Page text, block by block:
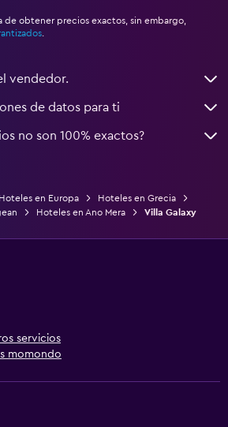
de obtener precios exactos, sin embargo,
vendedor.
de datos para ti
no son 100% exactos?
Hoteles en Europa
Hoteles en Grecia
Hoteles en Ano Mera Villa Galaxy
servicios
momondo